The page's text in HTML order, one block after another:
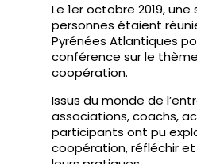
Le 1er octobre 2019,
personnes étaient
Pyrénées Atlantiques
conférence sur le
coopération.
Issus du monde de
associations, coachs,
participants ont pu
coopération, réfléchir